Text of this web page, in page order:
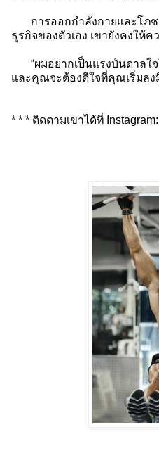
การออกกำลังกายและโภช
ธุรกิจของตัวเอง เขายังคงให้
“ผมอยากเป็นแรงบันดาลใจ
และคุณจะต้องดีใจที่คุณเริ่มลง
* * * ติดตามเขาได้ที่